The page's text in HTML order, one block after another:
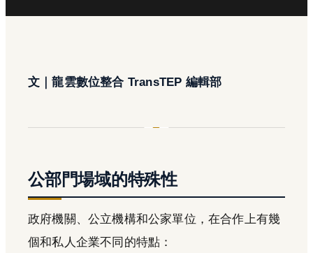
文｜龍雲數位整合 TransTEP 編輯部
公部門場域的特殊性
政府機關、公立機構和公家單位，在合作上有幾
個和私人企業不同的特點：